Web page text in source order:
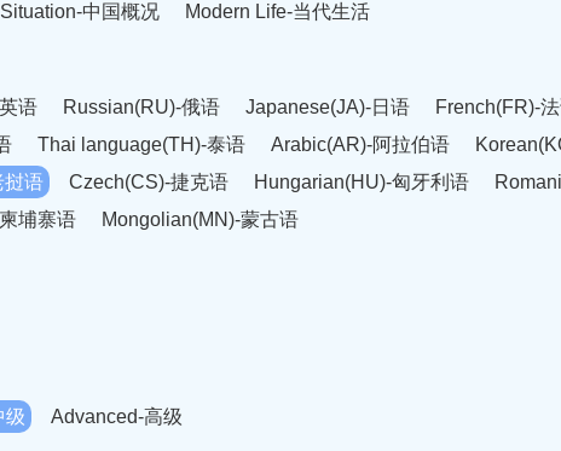
中国概况 Modern Life-当代生活
语 Russian(RU)-俄语 Japanese(JA)-日语
French(FR)-
Thai language(TH)-泰语 Arabic(AR)-阿拉伯语
挝语 Czech(CS)-捷克语 Hungarian(HU)-匈牙利语
埔寨语 Mongolian(MN)-蒙古语
级 Advanced-高级